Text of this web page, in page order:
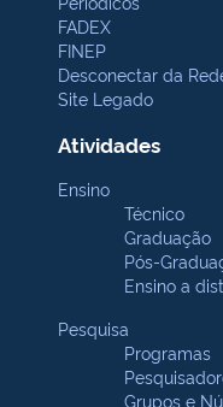
FADEX
FINEP
Desconectar da
Site Legado
Atividades
Ensino
Técnico
Graduação
Pós-
Ensino a
Pesquisa
Programas
Grupos e